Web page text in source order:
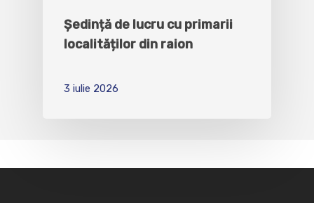
Ședință de lucru cu primarii
localităților din raion
3 iulie 2026